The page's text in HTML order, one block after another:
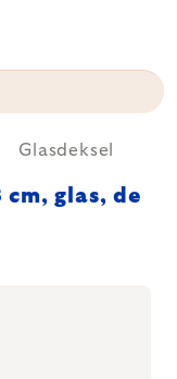
Glasdeksel
cm, glas, de